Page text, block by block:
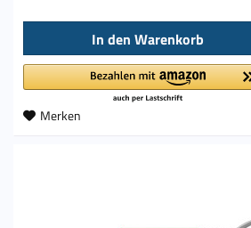
In den Warenkorb
Merken